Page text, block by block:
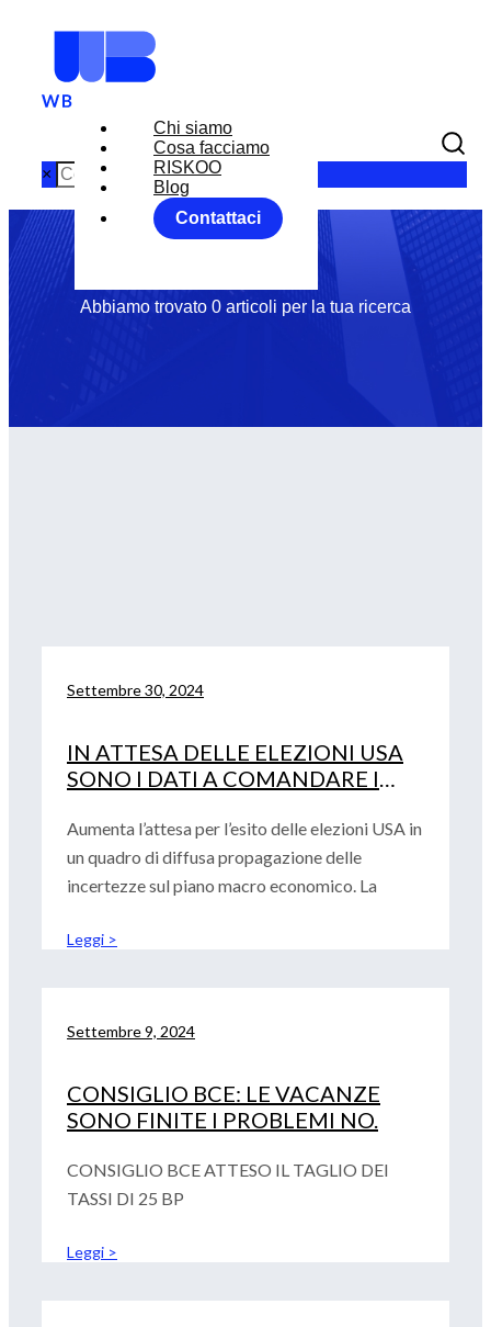
Chi siamo
Cosa facciamo
RISKOO
Blog
Contattaci
× Month: Aprile
2025
Abbiamo trovato 0 articoli per la tua ricerca
Settembre 30, 2024
IN ATTESA DELLE ELEZIONI USA
SONO I DATI A COMANDARE I
Aumenta l’attesa per l’esito delle elezioni USA in
un quadro di diffusa propagazione delle
incertezze sul piano macro economico. La
Leggi >
Settembre 9, 2024
CONSIGLIO BCE: LE VACANZE
SONO FINITE I PROBLEMI NO.
CONSIGLIO BCE ATTESO IL TAGLIO DEI
TASSI DI 25 BP
Leggi >